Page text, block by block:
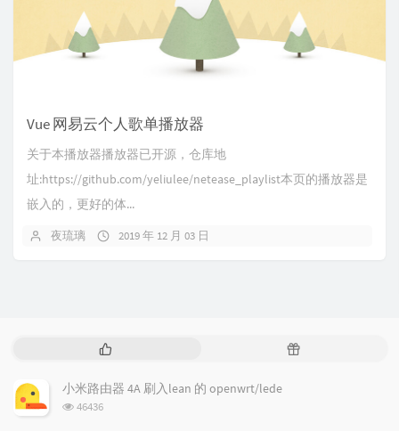
Vue 网易云个人歌单播放器
关于本播放器播放器已开源，仓库地
址:https://github.com/yeliulee/netease_playlist本页的播放器是
嵌入的，更好的体...
夜琉璃 2019 年 12 月 03 日
文
章
随
小米路由器 4A 刷入lean 的 openwrt/lede
浏
46436